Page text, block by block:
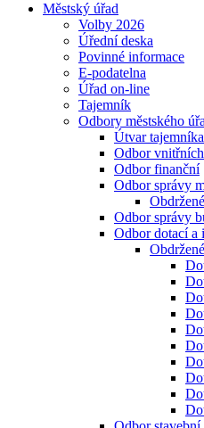
Městský úřad
Volby 2026
Úřední deska
Povinné informace
E-podatelna
Úřad on-line
Tajemník
Odbory městského
Útvar tajemníka
Odbor
Odbor finanční
Odbor správy
Odbor správy
Odbor dotací a